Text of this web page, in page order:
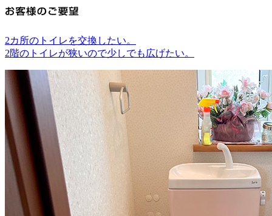
2カ所のトイレを交換したい。
2階のトイレが狭いので少しでも広げたい。